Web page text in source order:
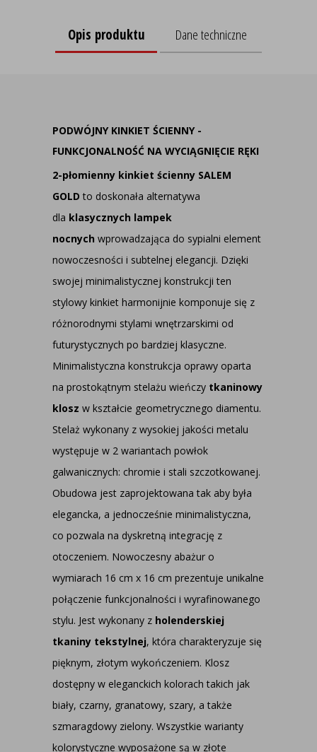
Opis produktu Dane techniczne
PODWÓJNY KINKIET ŚCIENNY -
FUNKCJONALNOŚĆ NA WYCIĄGNIĘCIE RĘKI
2-płomienny kinkiet ścienny SALEM
GOLD to doskonała alternatywa
dla klasycznych lampek
nocnych wprowadzająca do sypialni element
nowoczesności i subtelnej elegancji. Dzięki
swojej minimalistycznej konstrukcji ten
stylowy kinkiet harmonijnie komponuje się z
różnorodnymi stylami wnętrzarskimi od
futurystycznych po bardziej klasyczne.
Minimalistyczna konstrukcja oprawy oparta
na prostokątnym stelażu wieńczy tkaninowy
klosz w kształcie geometrycznego diamentu.
Stelaż wykonany z wysokiej jakości metalu
występuje w 2 wariantach powłok
galwanicznych: chromie i stali szczotkowanej.
Obudowa jest zaprojektowana tak aby była
elegancka, a jednocześnie minimalistyczna,
co pozwala na dyskretną integrację z
otoczeniem. Nowoczesny abażur o
wymiarach 16 cm x 16 cm prezentuje unikalne
połączenie funkcjonalności i wyrafinowanego
stylu. Jest wykonany z holenderskiej
tkaniny tekstylnej, która charakteryzuje się
pięknym, złotym wykończeniem. Klosz
dostępny w eleganckich kolorach takich jak
biały, czarny, granatowy, szary, a także
szmaragdowy zielony. Wszystkie warianty
kolorystyczne wyposażone są w złote